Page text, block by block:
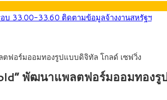
บ 33.00-33.60 ติดตามข้อมูลจ้างงานสหรัฐฯ
ค. 2569) ซื้อขายในกรอบ 33.40-34.00 มองเฟด
ฟม.เดินหน้ารถไฟฟ้าสงขลา โมโนเรล 12.54 กม.
ด้งบรายหัวเพียง 2,618 บาท เสนอทบทวนจัดสรร
ตฟอร์มออมทองรูปแบบดิจิทัล โกลด์ เซฟวิ่ง
พัฒนาแพลตฟอร์มออมทองรู